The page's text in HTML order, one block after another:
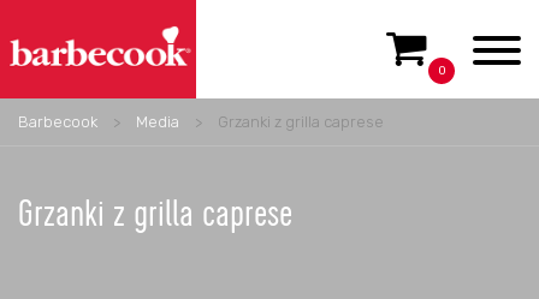
0
Barbecook > Media > Grzanki z grilla caprese
Grzanki z grilla caprese